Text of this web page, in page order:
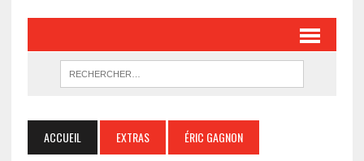
ACCUEIL EXTRAS ÉRIC GAGNON